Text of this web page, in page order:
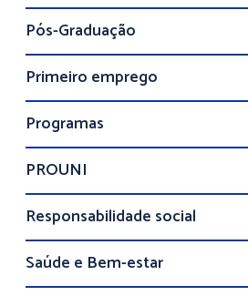
Pós-Graduação
Primeiro emprego
Programas
PROUNI
Responsabilidade social
Saúde e Bem-estar